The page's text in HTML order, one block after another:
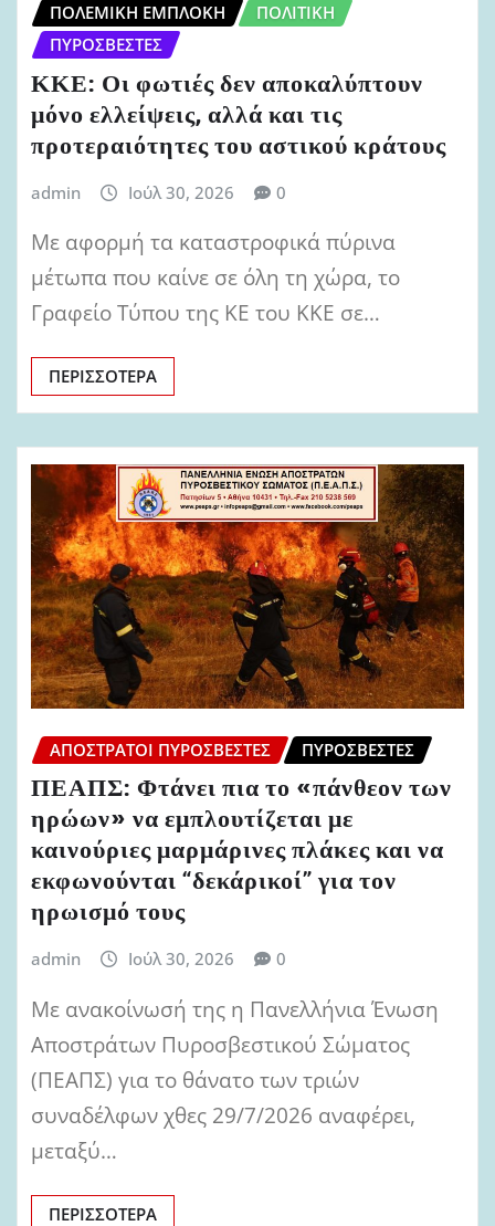
ΠΟΛΕΜΙΚΉ ΕΜΠΛΟΚΉ
ΠΟΛΙΤΙΚΉ
ΠΥΡΟΣΒΈΣΤΕΣ
ΚΚΕ: Οι φωτιές δεν αποκαλύπτουν
μόνο ελλείψεις, αλλά και τις
προτεραιότητες του αστικού κράτους
admin Ιούλ 30, 2026 0
Με αφορμή τα καταστροφικά πύρινα
μέτωπα που καίνε σε όλη τη χώρα, το
Γραφείο Τύπου της ΚΕ του ΚΚΕ σε…
ΠΕΡΙΣΣΌΤΕΡΑ
ΑΠΌΣΤΡΑΤΟΙ ΠΥΡΟΣΒΈΣΤΕΣ ΠΥΡΟΣΒΈΣΤΕΣ
ΠΕΑΠΣ: Φτάνει πια το «πάνθεον των
ηρώων» να εμπλουτίζεται με
καινούριες μαρμάρινες πλάκες και να
εκφωνούνται “δεκάρικοί” για τον
ηρωισμό τους
admin Ιούλ 30, 2026 0
Με ανακοίνωσή της η Πανελλήνια Ένωση
Αποστράτων Πυροσβεστικού Σώματος
(ΠΕΑΠΣ) για το θάνατο των τριών
συναδέλφων χθες 29/7/2026 αναφέρει,
μεταξύ…
ΠΕΡΙΣΣΌΤΕΡΑ